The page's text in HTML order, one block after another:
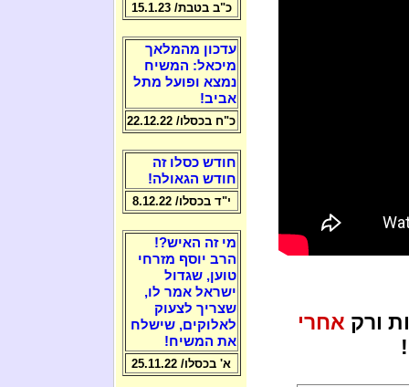
ורק אחרי
כ"ב בטבת/ 15.1.23
עדכון מהמלאך
מיכאל: המשיח
נמצא ופועל מתל
אביב!
כ"ח בכסלו/ 22.12.22
חודש כסלו זה
חודש הגאולה!
י"ד בכסלו/ 8.12.22
מי זה האיש?!
הרב יוסף מזרחי
טוען, שגדול
ישראל אמר לו,
שצריך לצעוק
לאלוקים, שישלח
את המשיח!
א' בכסלו/ 25.11.22